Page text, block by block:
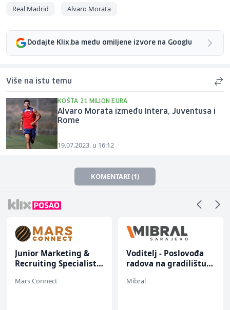
Real Madrid Alvaro Morata
Dodajte Klix.ba među omiljene izvore na Googlu
Više na istu temu
KOŠTA 21 MILION EURA
Alvaro Morata između Intera, Juventusa i
Rome
19.07.2023. u 16:12
KOMENTARI (1)
Junior Marketing &
Recruiting Specialist
Mars Connect
Voditelj - Poslovođa
radova na gradilištu
Mibral